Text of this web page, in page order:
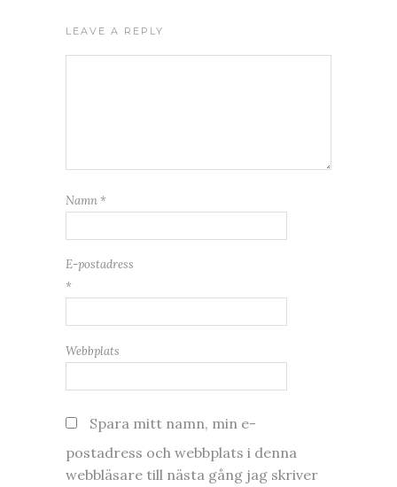
LEAVE A REPLY
Namn *
E-postadress
*
Webbplats
Spara mitt namn, min e-
postadress och webbplats i denna
webbläsare till nästa gång jag skriver